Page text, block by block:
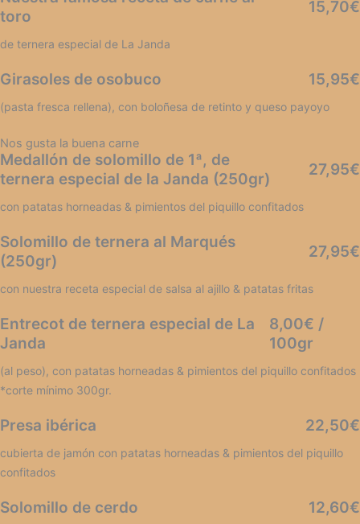
toro
15,70€
de ternera especial de La Janda
Girasoles de osobuco 15,95€
(pasta fresca rellena), con boloñesa de retinto y queso payoyo
Nos gusta la buena carne
Medallón de solomillo de 1ª, de
ternera especial de la Janda (250gr)
27,95€
con patatas horneadas & pimientos del piquillo confitados
Solomillo de ternera al Marqués
(250gr)
27,95€
con nuestra receta especial de salsa al ajillo & patatas fritas
Entrecot de ternera especial de La
Janda
8,00€ /
100gr
(al peso), con patatas horneadas & pimientos del piquillo confitados
*corte mínimo 300gr.
Presa ibérica 22,50€
cubierta de jamón con patatas horneadas & pimientos del piquillo
confitados
Solomillo de cerdo 12,60€